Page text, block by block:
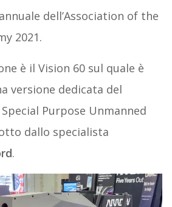
dell’Association of the
2021.
è il Vision 60 sul quale è
versione dedicata del
Purpose Unmanned
dallo specialista
.